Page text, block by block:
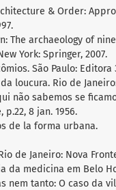
Architecture & Order:
The archaeology of
York: Springer, 2007.
São Paulo: Editora
loucura. Rio de
não sabemos se
8 jan. 1956.
de la forma urbana.
de Janeiro: Nova
da medicina em Belo
nem tanto: O caso da